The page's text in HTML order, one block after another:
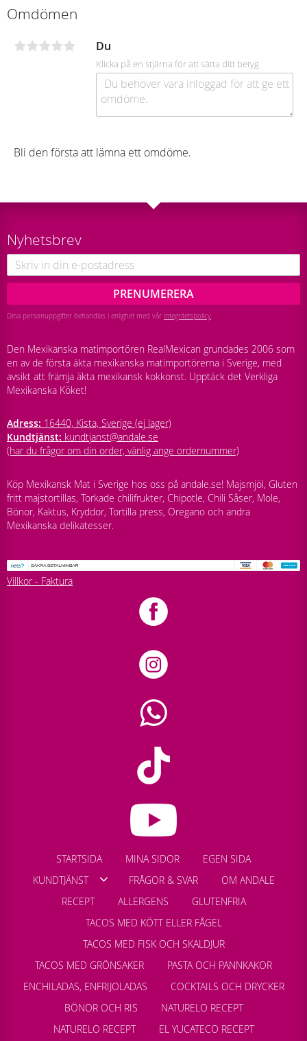
Omdömen
Du
Klicka på en stjärna för att sätta ditt betyg
Bli den första att lämna ett omdöme.
Nyhetsbrev
PRENUMERERA
Dina personuppgifter behandlas i enlighet med vår integritetspolicy.
Den Mexikanska matimportören RealMexican grundades 2006 som
en av de första äkta mexikanska matimportörerna i Sverige, med
avsikt att främja äkta mexikansk kokkonst. Upptäck det Verkliga
Mexikanska Köket!
Adress: 16440, Kista, Sverige (ej lager)
Kundtjänst: kundtjanst@andale.se
(har du frågor om din order, vänlig ange ordernummer)
Köp Mexikansk Mat i Sverige hos oss på andale.se! Majsmjöl, Gluten
fritt majstortillas, Torkade chilifrukter, Chipotle, Chili Såser, Mole,
Bönor, Kaktus, Kryddor, Tortilla press, Oregano och andra
Mexikanska delikatesser.
Villkor - Faktura
STARTSIDA MINA SIDOR
EGEN SIDA
KUNDTJÄNST
FRÅGOR & SVAR
OM ANDALE
RECEPT
ALLERGENS
GLUTENFRIA
TACOS MED KÖTT ELLER FÅGEL
TACOS MED FISK OCH SKALDJUR
TACOS MED GRÖNSAKER
PASTA OCH PANNKAKOR
ENCHILADAS, ENFRIJOLADAS
COCKTAILS OCH DRYCKER
BÖNOR OCH RIS
NATURELO RECEPT
NATURELO RECEPT
EL YUCATECO RECEPT